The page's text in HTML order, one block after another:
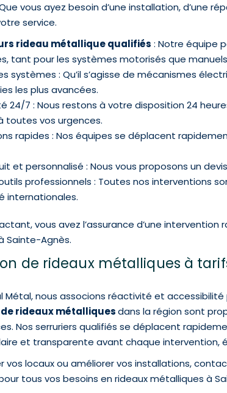
vous ayez besoin d’une installation, d’une
service.
rideau métallique qualifiés : Notre équipe
tant pour les systèmes motorisés que
systèmes : Qu’il s’agisse de mécanismes
les plus avancées.
24/7 : Nous restons à votre disposition 24
toutes vos urgences.
rapides : Nos équipes se déplacent
et personnalisé : Nous vous proposons un
professionnels : Toutes nos interventions
internationales.
vous avez l’assurance d’une
Sainte-Agnès.
de rideaux métalliques à
Métal, nous associons réactivité et
rideaux métalliquesdans la région sont
Nos serruriers qualifiés se déplacent
et transparente avant chaque intervention,
vos locaux ou améliorer vos installations,
tous vos besoins en rideaux métalliques à